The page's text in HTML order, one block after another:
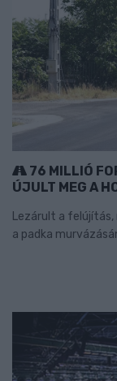
76 MILLIÓ
ÚJULT MEG A
Lezárult a
a padka